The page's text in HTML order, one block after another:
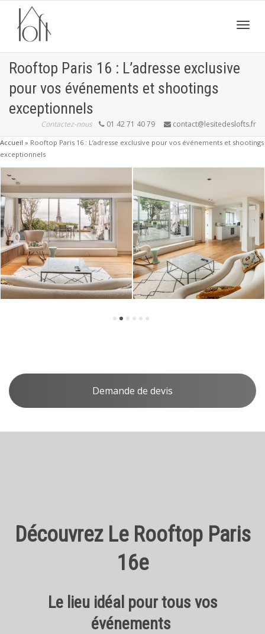
Rooftop Paris 16 : L’adresse exclusive
pour vos événements et shootings
exceptionnels
Contactez-nous 01 42 71 40 79 contact@lesitedeslofts.fr
Accueil » Rooftop Paris 16 : L’adresse exclusive pour vos événements et shootings
exceptionnels
Demande de devis
Découvrez Le Rooftop Paris
16e
Le lieu idéal pour tous vos
événements